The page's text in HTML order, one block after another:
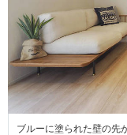
ブルーに塗られた壁の先